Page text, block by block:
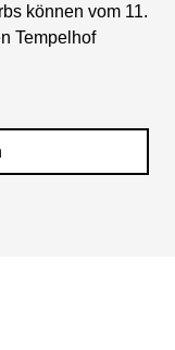
können vom 11.
Tempelhof